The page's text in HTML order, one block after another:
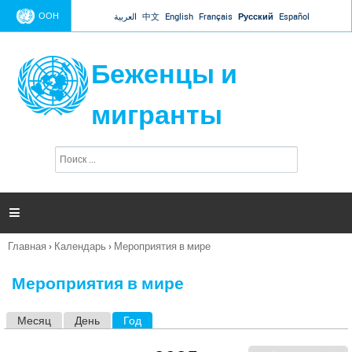
Jump to navigation
ООН العربية 中文 English Français Русский Español
Беженцы и
мигранты
п
и

Вы
Главная › Календарь › Мероприятия в мире
Мероприятия в мире
Месяц День Год